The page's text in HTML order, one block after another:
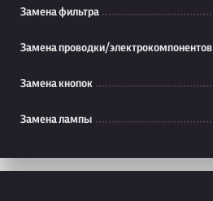
Замена фильтра
Замена проводки/электрокомпонентов
Замена кнопок
Замена лампы